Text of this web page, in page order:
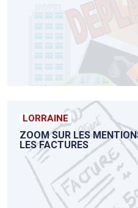
LORRAINE
ZOOM SUR LES
LES FACTURES